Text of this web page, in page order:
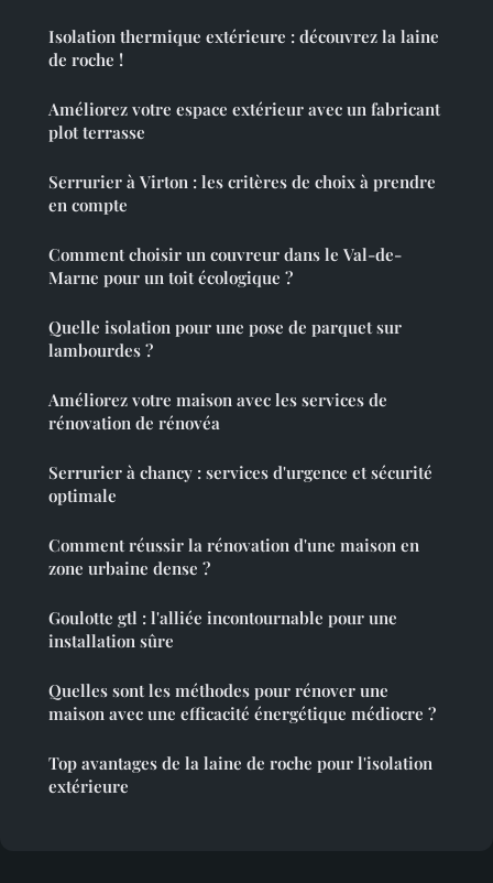
Isolation thermique extérieure : découvrez la laine
de roche !
Améliorez votre espace extérieur avec un fabricant
plot terrasse
Serrurier à Virton : les critères de choix à prendre
en compte
Comment choisir un couvreur dans le Val-de-
Marne pour un toit écologique ?
Quelle isolation pour une pose de parquet sur
lambourdes ?
Améliorez votre maison avec les services de
rénovation de rénovéa
Serrurier à chancy : services d'urgence et sécurité
optimale
Comment réussir la rénovation d'une maison en
zone urbaine dense ?
Goulotte gtl : l'alliée incontournable pour une
installation sûre
Quelles sont les méthodes pour rénover une
maison avec une efficacité énergétique médiocre ?
Top avantages de la laine de roche pour l'isolation
extérieure